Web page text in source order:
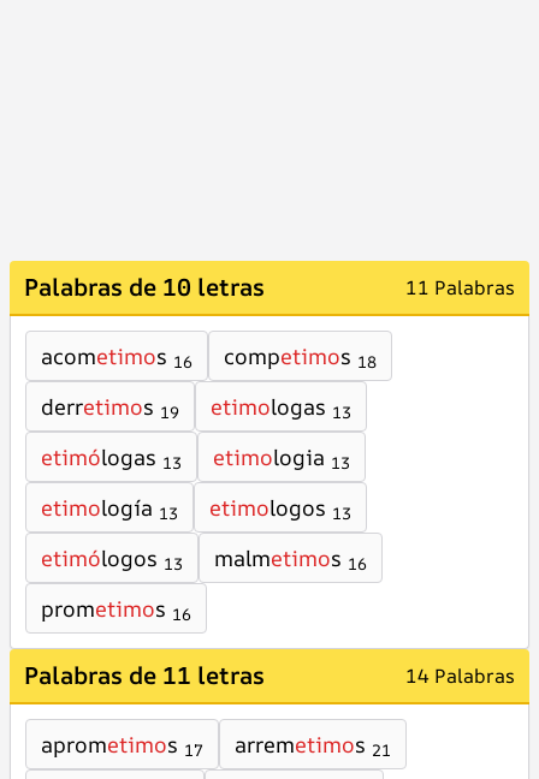
Palabras de 10 letras 11 Palabras
acometimos 16 competimos 18
derretimos 19 etimologas 13
etimólogas 13 etimologia 13
etimología 13 etimologos 13
etimólogos 13 malmetimos 16
prometimos 16
Palabras de 11 letras 14 Palabras
aprometimos 17 arremetimos 21